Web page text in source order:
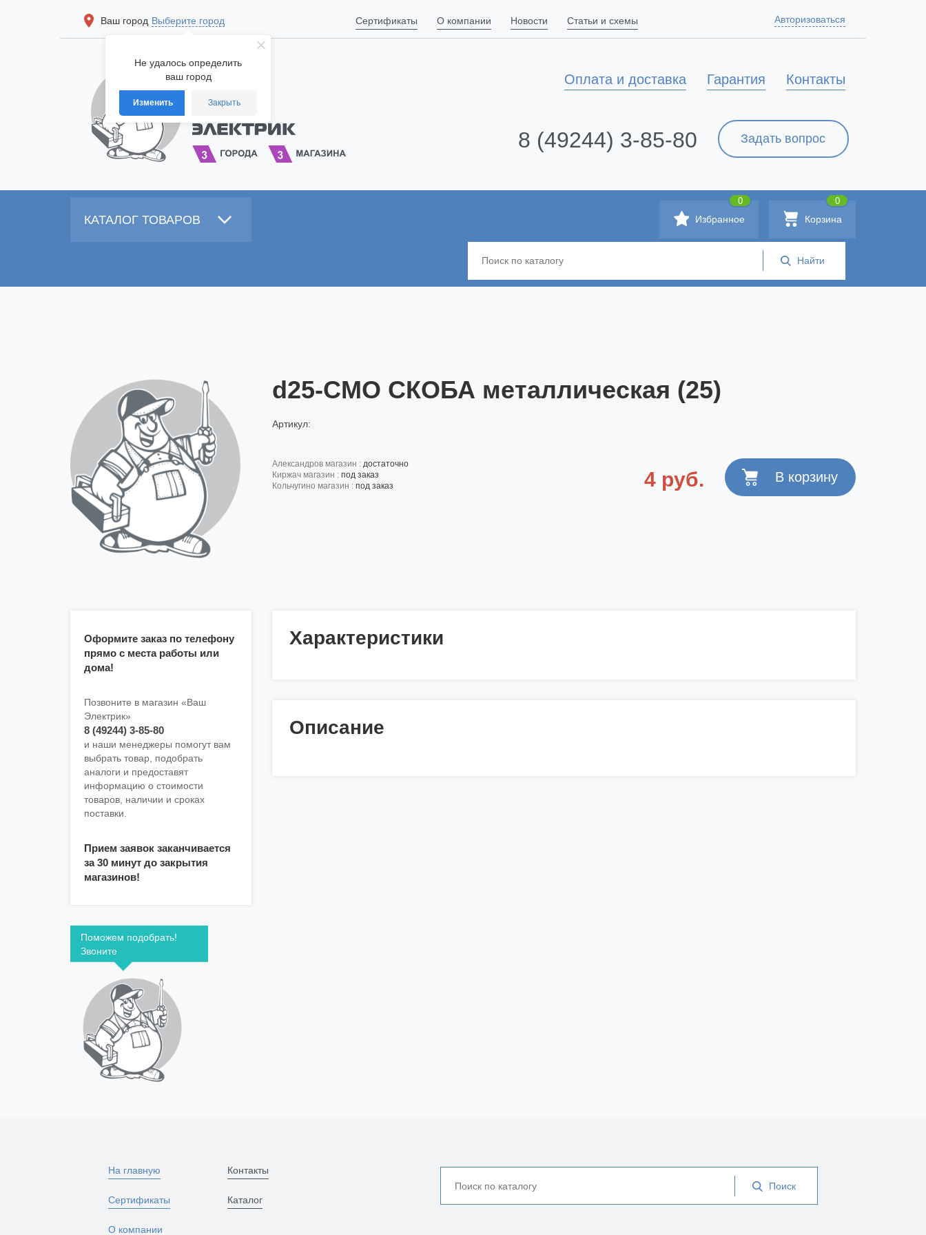
Не удалось определить
ваш город
Изменить Закрыть
Ваш город Выберите город Сертификаты О компании Новости Статьи и схемы Авторизоваться
Контакты
Гарантия
Оплата и доставка
Задать вопрос
8 (49244) 3-85-80
КАТАЛОГ ТОВАРОВ Корзина
0
Избранное
0
d25-CMO СКОБА металлическая (25)
Артикул:
александров магазин : достаточно
киржач магазин : под заказ
кольчугино магазин : под заказ 4 руб.
Оформите заказ по телефону
прямо с места работы или
дома!
Позвоните в магазин «Ваш
Электрик»
8 (49244) 3-85-80
и наши менеджеры помогут вам
выбрать товар, подобрать
аналоги и предоставят
информацию о стоимости
товаров, наличии и сроках
поставки.
Прием заявок заканчивается
за 30 минут до закрытия
магазинов!
Поможем подобрать!
Звоните
Характеристики
Описание
На главную
Сертификаты
О компании
Контакты
Каталог